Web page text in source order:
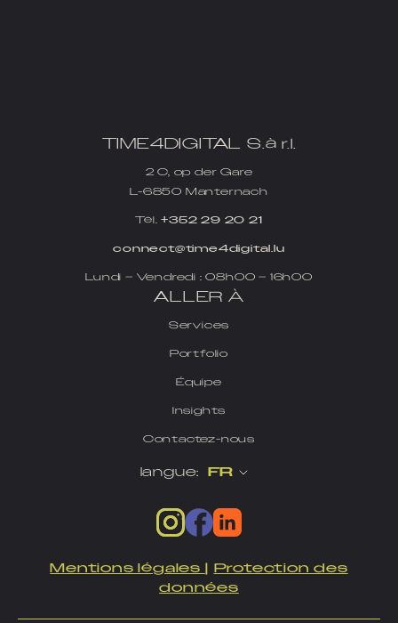
TIME4DIGITAL S.à r.l.
2 C, op der Gare
L-6850 Manternach
Tél.+352 29 20 21
connect@time4digital.lu
Lundi – Vendredi : 08h00 – 16h00
ALLER À
Services
Portfolio
Équipe
Insights
Contactez-nous
langue: FR
Mentions légales | Protection des
données